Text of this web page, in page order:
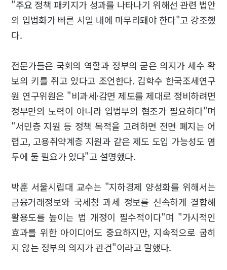
"주요 정책 패키지가 성과를 나타나기 위해선 관련 법안
의 입법화가 빠른 시일 내에 마무리돼야 한다"고 강조했
다.
전문가들은 국회의 역할과 정부의 굳은 의지가 세수 확
보의 키를 쥐고 있다고 조언한다. 김학수 한국조세연구
원 연구위원은 "비과세·감면 제도를 제대로 정비하려면
정부만의 노력이 아니라 입법부의 협조가 필요하다"며
"서민층 지원 등 정책 목적을 고려하면 전면 폐지는 어
렵고, 고용취약계층 지원과 같은 제도 도입 가능성도 염
두에 둘 필요가 있다"고 설명했다.
박훈 서울시립대 교수는 "지하경제 양성화를 위해서는
금융거래정보와 국세청 과세 정보를 신속하게 결합해
활용도를 높이는 법 개정이 필수적이다"며 "가시적인
효과를 위한 아이디어도 중요하지만, 지속적으로 굽히
지 않는 정부의 의지가 관건"이라고 말했다.